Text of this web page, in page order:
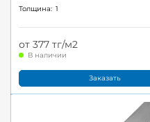
Толщина: 1
от 377 тг/м2
В наличии
Заказать